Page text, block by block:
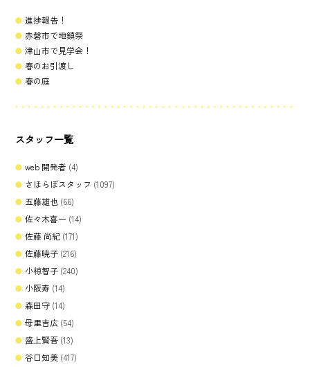
進捗報告！
赤磐市で地鎮祭
津山市で見学会！
春のお引渡し
春の庭
スタッフ一覧
web 開発者 (4)
さほらぼスタッフ (1097)
五藤雄也 (66)
佐々木喜一 (14)
佐藤 尚紀 (171)
佐藤暁子 (216)
小椋智子 (240)
小阪寿 (14)
森田守 (14)
母里吉広 (54)
盛上賢吾 (13)
谷口知美 (417)